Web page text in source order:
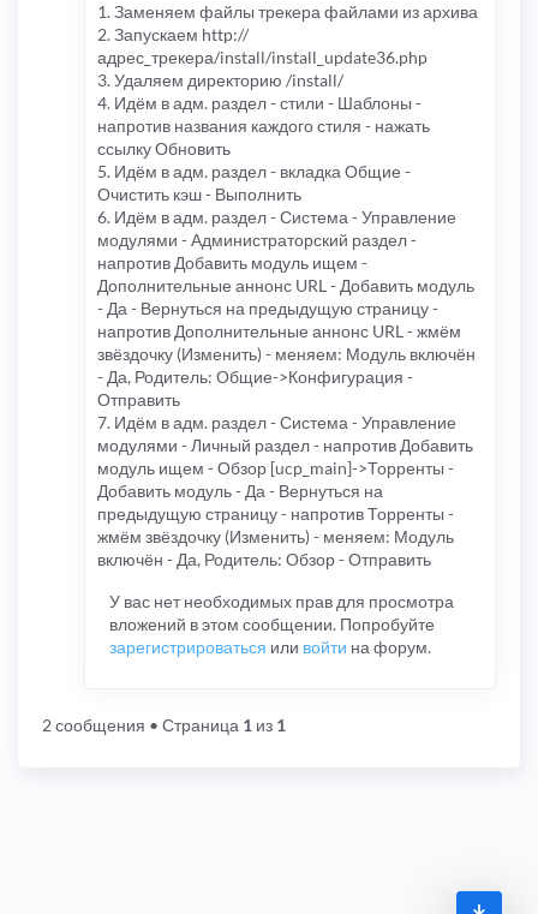
1. Заменяем файлы трекера файлами из архива
2. Запускаем http://
адрес_трекера/install/install_update36.php
3. Удаляем директорию /install/
4. Идём в адм. раздел - стили - Шаблоны -
напротив названия каждого стиля - нажать
ссылку Обновить
5. Идём в адм. раздел - вкладка Общие -
Очистить кэш - Выполнить
6. Идём в адм. раздел - Система - Управление
модулями - Администраторский раздел -
напротив Добавить модуль ищем -
Дополнительные аннонс URL - Добавить модуль
- Да - Вернуться на предыдущую страницу -
напротив Дополнительные аннонс URL - жмём
звёздочку (Изменить) - меняем: Модуль включён
- Да, Родитель: Общие->Конфигурация -
Отправить
7. Идём в адм. раздел - Система - Управление
модулями - Личный раздел - напротив Добавить
модуль ищем - Обзор [ucp_main]->Торренты -
Добавить модуль - Да - Вернуться на
предыдущую страницу - напротив Торренты -
жмём звёздочку (Изменить) - меняем: Модуль
включён - Да, Родитель: Обзор - Отправить
У вас нет необходимых прав для просмотра
вложений в этом сообщении. Попробуйте
зарегистрироваться или войти на форум.
2 сообщения • Страница 1 из 1